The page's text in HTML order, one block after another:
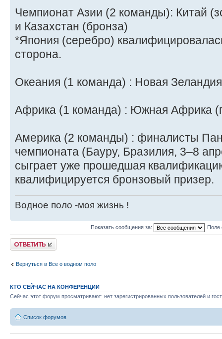
Чемпионат Азии (2 команды): Китай
и Казахстан (бронза)
*Япония (серебро)
сторона.
Океания (1 команда) : Новая
Африка (1 команда) : Южная Африка
Америка (2 команды) : финалисты
чемпионата (Бауру, Бразилия, 3–8
сыграет уже прошедшая
квалифицируется бронзовый призер.
Водное поло -моя жизнь !
Показать сообщения за: Поле
Ответить
Вернуться в Все о водном поло
КТО СЕЙЧАС НА КОНФЕРЕНЦИИ
Сейчас этот форум просматривают: нет зарегистрированных пользователей и
Список форумов